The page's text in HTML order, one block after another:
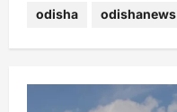
odisha odishanews